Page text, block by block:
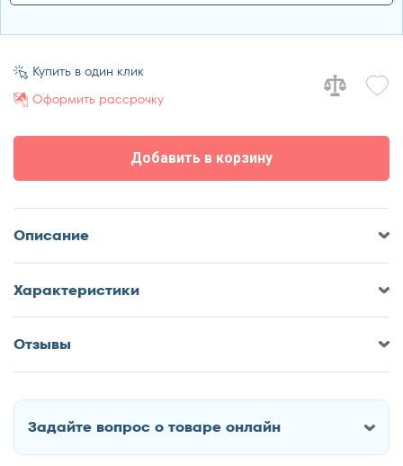
100x200
120x200
Добавить в корзину
Купить в один клик
Оформить рассрочку
Описание
Характеристики
Отзывы
Оставить отзыв о Кровать Sonberry
Как Вас зовут?
Задайте вопрос о товаре онлайн